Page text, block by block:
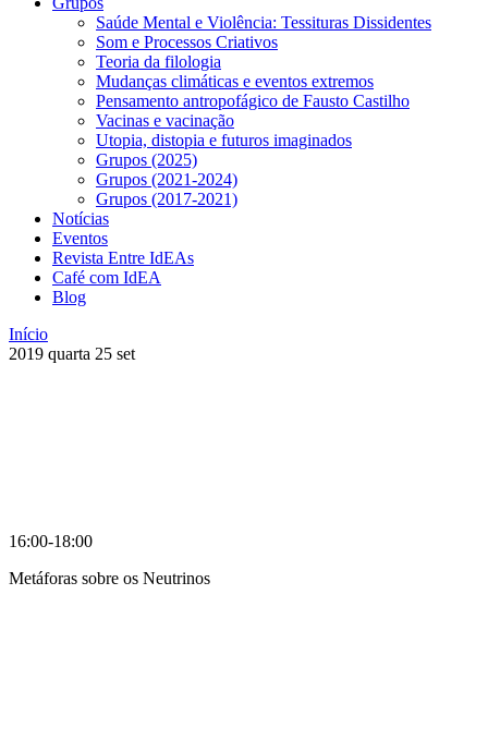
Saúde Mental e Violência: Tessituras Dissidentes
Som e Processos Criativos
Teoria da filologia
Mudanças climáticas e eventos extremos
Pensamento antropofágico de Fausto Castilho
Vacinas e vacinação
Utopia, distopia e futuros imaginados
Grupos (2025)
Grupos (2021-2024)
Grupos (2017-2021)
Notícias
Eventos
Revista Entre IdEAs
Café com IdEA
Blog
Início
2019 quarta 25 set
16:00-18:00
Metáforas sobre os Neutrinos